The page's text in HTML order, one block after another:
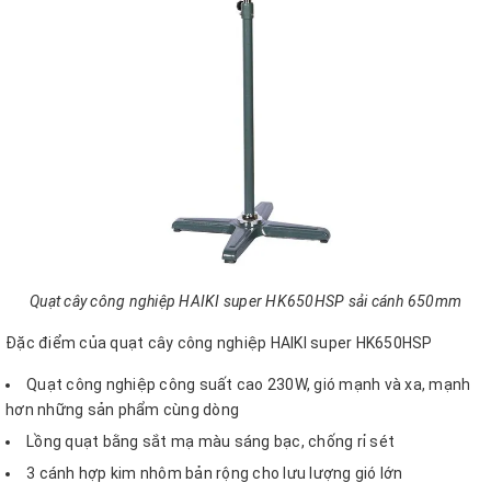
Quạt cây công nghiệp HAIKI super HK650HSP sải cánh 650mm
Đặc điểm của quạt cây công nghiệp HAIKI super HK650HSP
Quạt công nghiệp công suất cao 230W, gió mạnh và xa, mạnh
hơn những sản phẩm cùng dòng
Lồng quạt bằng sắt mạ màu sáng bạc, chống rỉ sét
3 cánh hợp kim nhôm bản rộng cho lưu lượng gió lớn